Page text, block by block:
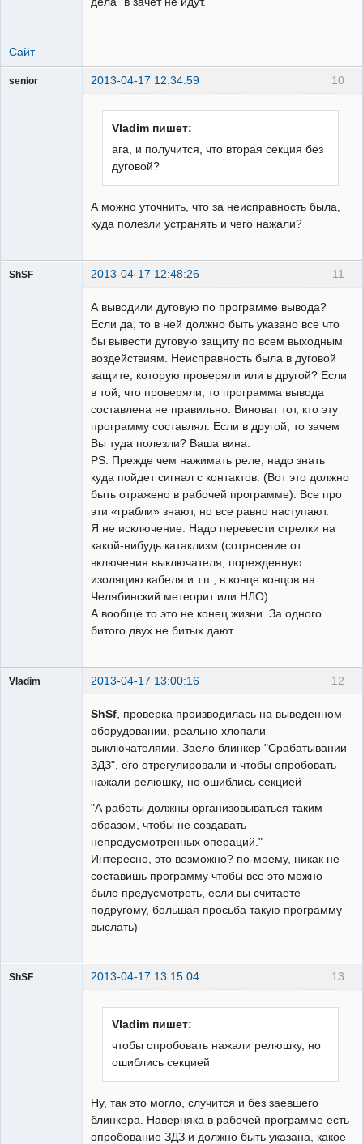
Сайт
10
senior 2013-04-17 12:34:59
Vladim пишет:
ага, и получится, что вторая секция без
дуговой?
А можно уточнить, что за неисправность была,
куда полезли устранять и чего нажали?
11
ShSF 2013-04-17 12:48:26
А выводили дуговую по программе вывода?
Если да, то в ней должно быть указано все что
бы вывести дуговую защиту по всем выходным
воздействиям. Неисправность была в дуговой
защите, которую проверяли или в другой? Если
в той, что проверяли, то программа вывода
составлена не правильно. Виноват тот, кто эту
программу составлял. Если в другой, то зачем
Вы туда полезли? Ваша вина.
PS. Прежде чем нажимать реле, надо знать
куда пойдет сигнал с контактов. (Вот это должно
быть отражено в рабочей программе). Все про
эти «грабли» знают, но все равно наступают.
Я не исключение. Надо перевести стрелки на
какой-нибудь катаклизм (сотрясение от
включения выключателя, порежденную
изоляцию кабеля и т.п., в конце концов на
Челябинский метеорит или НЛО).
А вообще то это не конец жизни. За одного
битого двух не битых дают.
12
Vladim 2013-04-17 13:00:16
ShSf, проверка производилась на выведенном
оборудовании, реально хлопали
выключателями. Заело блинкер "Срабатывании
ЗДЗ", его отрегулировали и чтобы опробовать
нажали релюшку, но ошиблись секцией
"А работы должны организовываться таким
образом, чтобы не создавать
непредусмотренных операций."
Интересно, это возможно? по-моему, никак не
составишь программу чтобы все это можно
было предусмотреть, если вы считаете
подругому, большая просьба такую программу
выслать)
13
ShSF 2013-04-17 13:15:04
Vladim пишет:
чтобы опробовать нажали релюшку, но
ошиблись секцией
Ну, так это могло, случится и без заевшего
блинкера. Наверняка в рабочей программе есть
опробование ЗДЗ и должно быть указана, какое